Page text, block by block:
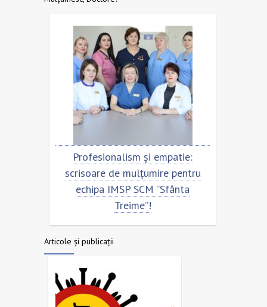
Profesionalism și empatie:
scrisoare de mulțumire pentru
echipa IMSP SCM ”Sfânta
Treime”!
Articole și publicații